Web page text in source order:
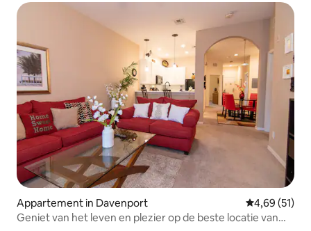
Appartement in Davenport Gemiddelde
4,69 (51)
Geniet van het leven en plezier op de beste locatie van